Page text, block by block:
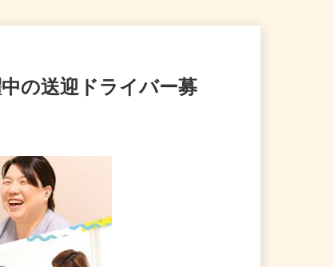
中の送迎ドライバー募